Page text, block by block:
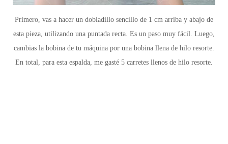
Primero, vas a hacer un dobladillo sencillo de 1 cm arriba y abajo de
esta pieza, utilizando una puntada recta. Es un paso muy fácil. Luego,
cambias la bobina de tu máquina por una bobina llena de hilo resorte.
En total, para esta espalda, me gasté 5 carretes llenos de hilo resorte.